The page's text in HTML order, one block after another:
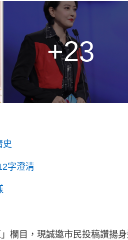
+23
史
字澄清
欄目，現誠邀市民投稿讚揚